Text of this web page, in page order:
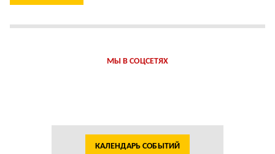
МЫ В СОЦСЕТЯХ
КАЛЕНДАРЬ СОБЫТИЙ